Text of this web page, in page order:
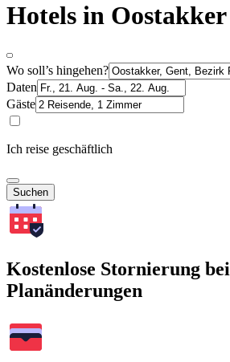
Hotels in Oostakker
Wo soll’s hingehen?
Daten
Gäste
Ich reise geschäftlich
Suchen
Kostenlose Stornierung bei
Planänderungen